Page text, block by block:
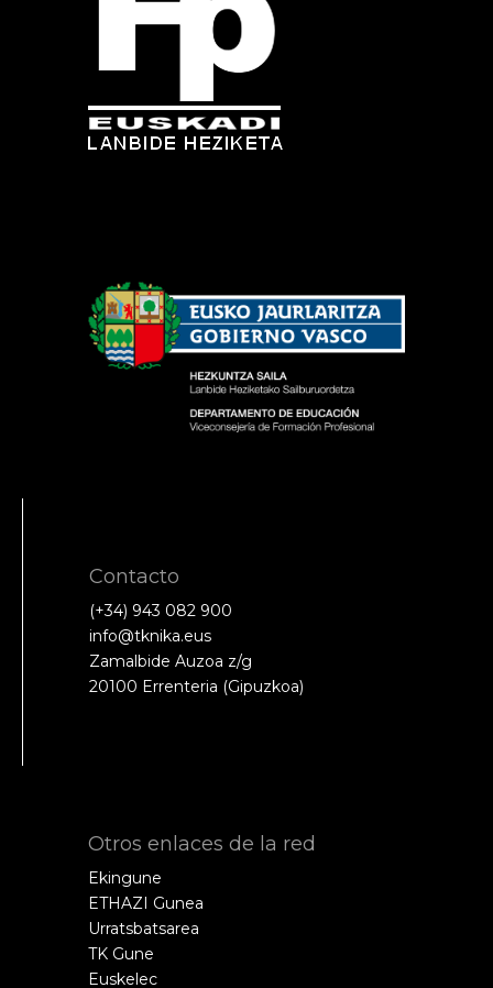
Contacto
(+34) 943 082 900
info@tknika.eus
Zamalbide Auzoa z/g
20100 Errenteria (Gipuzkoa)
Otros enlaces de la red
Ekingune
ETHAZI Gunea
Urratsbatsarea
TK Gune
Euskelec